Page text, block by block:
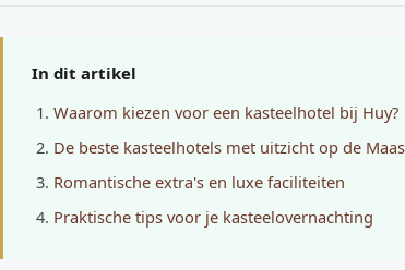
In dit artikel
Waarom kiezen voor een kasteelhotel bij Huy?
De beste kasteelhotels met uitzicht op de
Romantische extra's en luxe faciliteiten
Praktische tips voor je kasteelovernachting